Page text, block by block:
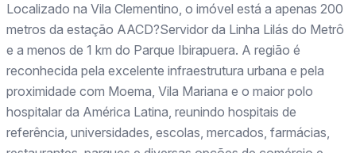
Localizado na Vila Clementino, o imóvel está a apenas 200
metros da estação AACD?Servidor da Linha Lilás do Metrô
e a menos de 1 km do Parque Ibirapuera. A região é
reconhecida pela excelente infraestrutura urbana e pela
proximidade com Moema, Vila Mariana e o maior polo
hospitalar da América Latina, reunindo hospitais de
referência, universidades, escolas, mercados, farmácias,